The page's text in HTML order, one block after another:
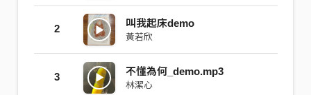
2 叫我起床demo
黃若欣
3 不懂為何_demo.mp3
林潔心